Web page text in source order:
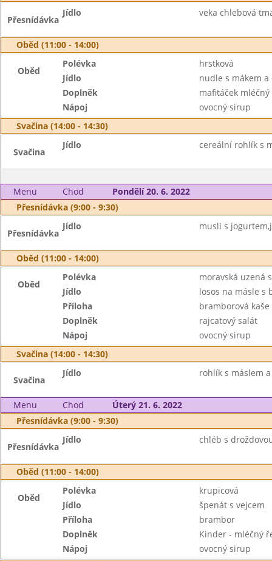
Přesnídávka
Jídlo veka chlebová
Oběd (11:00 - 14:00)
Oběd
Polévka
hrstková
Jídlo
nudle s mákem
Doplněk
mafitáček
Nápoj
ovocný sirup
Svačina (14:00 - 14:30)
Svačina
Jídlo cereální rohlík s
Menu Chod
Pondělí 20. 6. 2022
Přesnídávka (9:00 - 9:30)
Přesnídávka
Jídlo musli s
Oběd (11:00 - 14:00)
Oběd
Polévka
moravská uzená
Jídlo
losos na másle s
Příloha
bramborová kaše
Doplněk
rajcatový salát
Nápoj
ovocný sirup
Svačina (14:00 - 14:30)
Svačina
Jídlo rohlík s máslem
Menu Chod
Úterý 21. 6. 2022
Přesnídávka (9:00 - 9:30)
Přesnídávka
Jídlo chléb s
Oběd (11:00 - 14:00)
Oběd
Polévka
krupicová
Jídlo
špenát s vejcem
Příloha
brambor
Doplněk
Kinder - mléčný
Nápoj
ovocný sirup